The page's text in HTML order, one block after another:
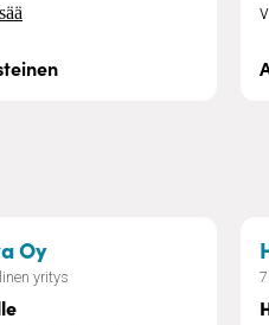
Oy– Siivouspalvelu
yritys